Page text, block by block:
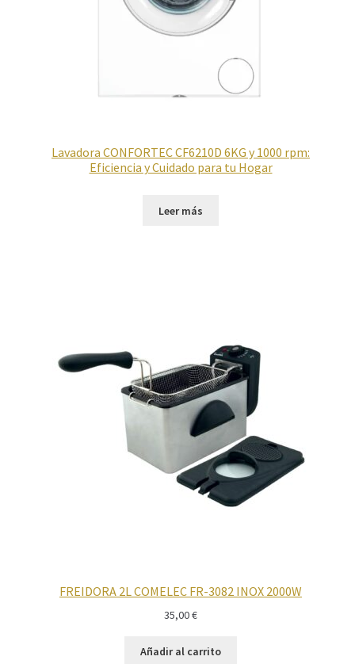
Lavadora CONFORTEC CF6210D 6KG y 1000 rpm:
Eficiencia y Cuidado para tu Hogar
Leer más
FREIDORA 2L COMELEC FR-3082 INOX 2000W
35,00€
Añadir al carrito